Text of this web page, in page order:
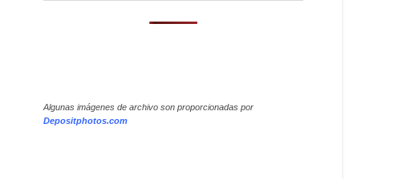
Algunas imágenes de archivo son proporcionadas por
Depositphotos.com